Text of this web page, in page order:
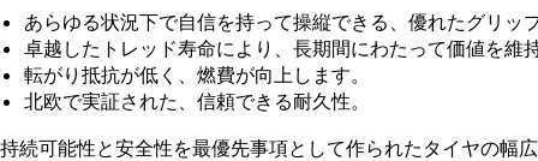
あらゆる状況下で自信を持って操縦できる、優れたグリッ
卓越したトレッド寿命により、長期間にわたって価値を維
転がり抵抗が低く、燃費が向上します。
北欧で実証された、信頼できる耐久性。
持続可能性と安全性を最優先事項として作られたタイヤの幅